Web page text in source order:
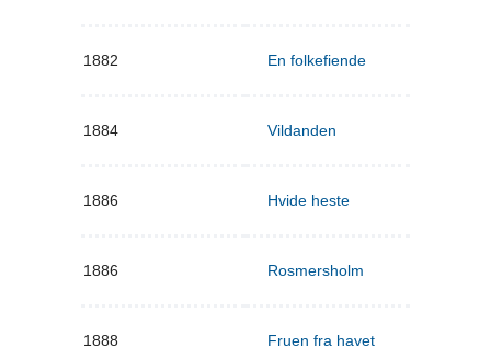
1882 En folkefiende
1884 Vildanden
1886 Hvide heste
1886 Rosmersholm
1888 Fruen fra havet